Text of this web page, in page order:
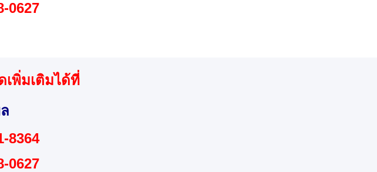
0627
เพิ่มเติมได้ที่
8364
0627